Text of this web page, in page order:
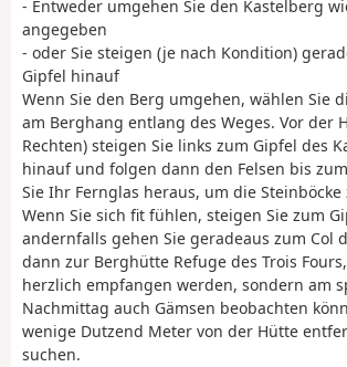
- Entweder umgehen Sie den Kastelberg
angegeben
- oder Sie steigen (je nach Kondition)
Gipfel hinauf
Wenn Sie den Berg umgehen, wählen Sie
am Berghang entlang des Weges. Vor der
Rechten) steigen Sie links zum Gipfel des
hinauf und folgen dann den Felsen bis
Sie Ihr Fernglas heraus, um die Steinböcke
Wenn Sie sich fit fühlen, steigen Sie zum
andernfalls gehen Sie geradeaus zum Col
dann zur Berghütte Refuge des Trois
herzlich empfangen werden, sondern am
Nachmittag auch Gämsen beobachten
wenige Dutzend Meter von der Hütte
suchen.